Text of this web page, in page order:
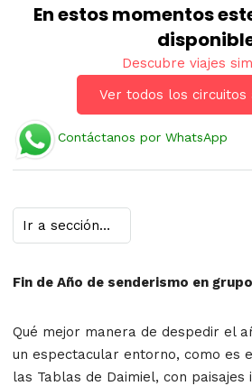
En estos momentos
Descubre viajes
Ver todos los circuitos
Contáctanos por WhatsApp
Fin de Año de senderismo en
Qué mejor manera de despedir el
un espectacular entorno, como es
las Tablas de Daimiel, con paisajes